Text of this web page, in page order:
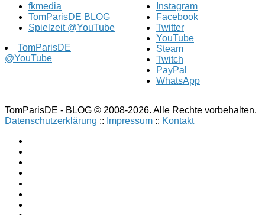
fkmedia
TomParisDE BLOG
Spielzeit @YouTube
TomParisDE
@YouTube
Instagram
Facebook
Twitter
YouTube
Steam
Twitch
PayPal
WhatsApp
TomParisDE - BLOG © 2008-2026. Alle Rechte vorbehalten.
Datenschutzerklärung :: Impressum :: Kontakt